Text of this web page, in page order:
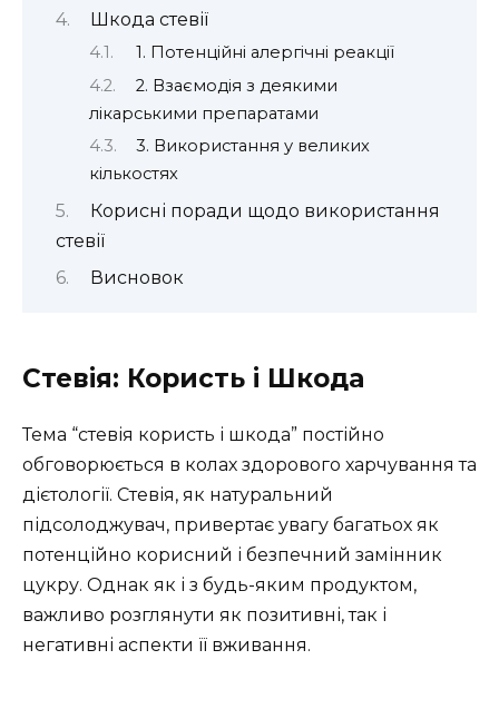
Шкода стевії
1. Потенційні алергічні реакції
2. Взаємодія з деякими
лікарськими препаратами
3. Використання у великих
кількостях
Корисні поради щодо використання
стевії
Висновок
Стевія: Користь і Шкода
Тема “стевія користь і шкода” постійно
обговорюється в колах здорового харчування та
дієтології. Стевія, як натуральний
підсолоджувач, привертає увагу багатьох як
потенційно корисний і безпечний замінник
цукру. Однак як і з будь-яким продуктом,
важливо розглянути як позитивні, так і
негативні аспекти її вживання.